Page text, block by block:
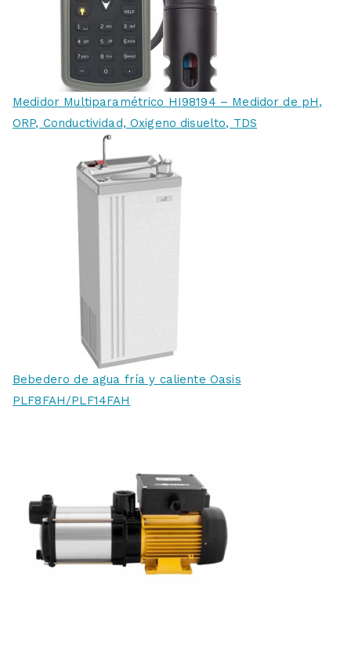
Medidor Multiparamétrico HI98194 – Medidor de pH,
ORP, Conductividad, Oxigeno disuelto, TDS
Bebedero de agua fría y caliente Oasis
PLF8FAH/PLF14FAH